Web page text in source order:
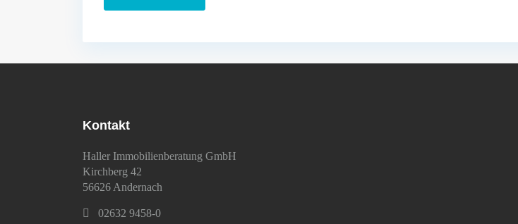
Kontakt
Haller Immobilienberatung GmbH
Kirchberg 42
56626 Andernach
02632 9458-0